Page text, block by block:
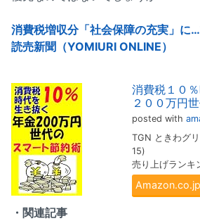
消費税増収分「社会保障の充実」に…
読売新聞（YOMIURI ONLINE）
消費税１０
２００万円
posted with
TGN ときわグ
15)
売り上げラン
・関連記事